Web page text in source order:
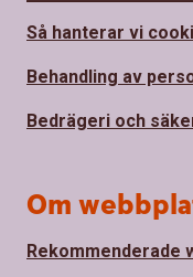
Så hanterar vi
Behandling av
Bedrägeri och
Om
Rekommenderade